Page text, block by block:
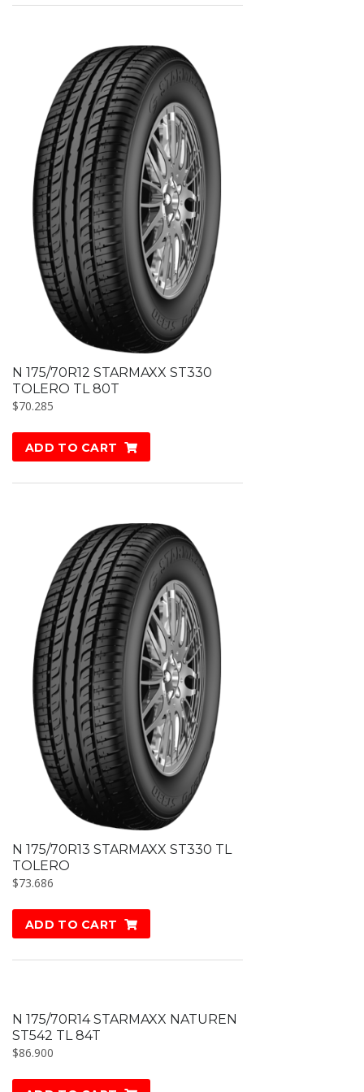
N 175/70R12 STARMAXX ST330
TOLERO TL 80T
$70.285
ADD TO CART
N 175/70R13 STARMAXX ST330 TL
TOLERO
$73.686
ADD TO CART
N 175/70R14 STARMAXX NATUREN
ST542 TL 84T
$86.900